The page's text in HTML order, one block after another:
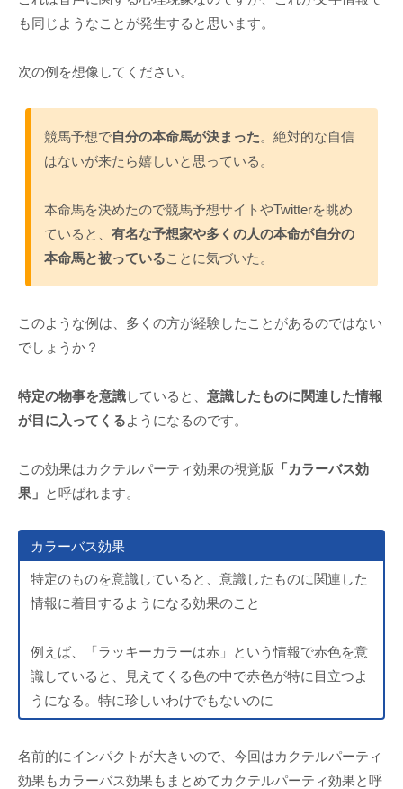
も同じようなことが発生すると思います。
次の例を想像してください。
競馬予想で自分の本命馬が決まった。絶対的な自信
はないが来たら嬉しいと思っている。
本命馬を決めたので競馬予想サイトやTwitterを眺め
ていると、有名な予想家や多くの人の本命が自分の
本命馬と被っていることに気づいた。
このような例は、多くの方が経験したことがあるのではない
でしょうか？
特定の物事を意識していると、 意識したものに関連した情報
が目に入ってくるようになるのです。
この効果はカクテルパーティ効果の視覚版 「カラーバス効
果」 と呼ばれます。
カラーバス効果
特定のものを意識していると、意識したものに関連した
情報に着目するようになる効果のこと
例えば、「ラッキーカラーは赤」という情報で赤色を意
識していると、見えてくる色の中で赤色が特に目立つよ
うになる。特に珍しいわけでもないのに
名前的にインパクトが大きいので、今回はカクテルパーティ
効果もカラーバス効果もまとめてカクテルパーティ効果と呼